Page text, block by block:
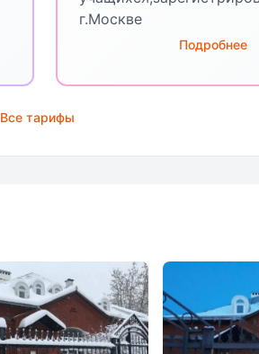
г.Москве
Подробнее
Все тарифы